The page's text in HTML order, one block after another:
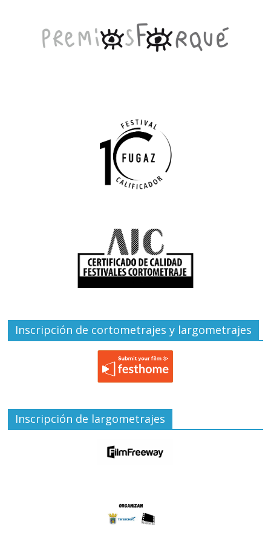
Inscripción de cortometrajes y largometrajes
Inscripción de largometrajes